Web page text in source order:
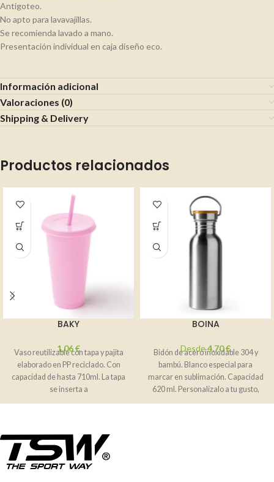
Antigoteo.
No apto para lavavajillas.
Se recomienda lavado a mano.
Presentación individual en caja diseño eco.
Información adicional
Valoraciones (0)
Shipping & Delivery
Productos relacionados
BAKY
1,06€
Vaso reutilizable con tapa y pajita
elaborado en PP reciclado. Con
capacidad de hasta 710ml. La tapa
se inserta a
BOINA
Desde4,70€
Bidón de acero inoxidable 304 y
bambú. Blanco especial para
marcar en sublimación. Capacidad
620 ml. Personalízalo a tu gusto,